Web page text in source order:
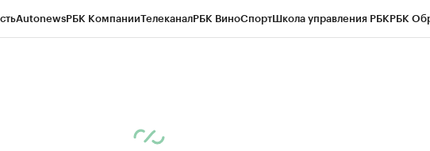
AutonewsРБК КомпанииТелеканалРБК ВиноСпортШкола управления РБКРБК